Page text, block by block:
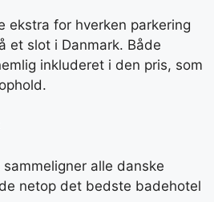
ekstra for hverken parkering
et slot i Danmark. Både
inkluderet i den pris, som
alle danske
netop det bedste badehotel